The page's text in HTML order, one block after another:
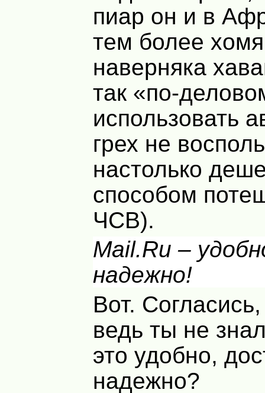
пиар он и в
тем более
наверняка
так «по-
использовать
грех не
настолько
способом
ЧСВ).
Mail.Ru –
надежно!
Вот.
ведь ты не
это удобно,
надежно?